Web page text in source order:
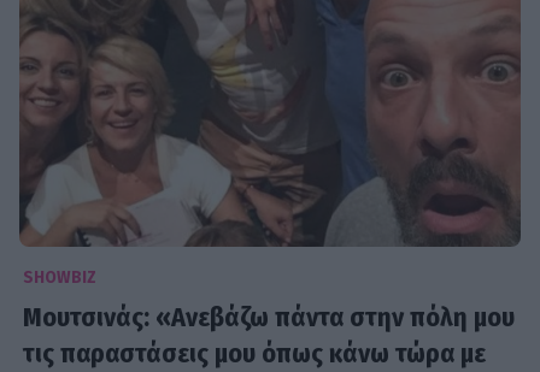
SHOWBIZ
Μουτσινάς: «Ανεβάζω πάντα στην πόλη μου
τις παραστάσεις μου όπως κάνω τώρα με